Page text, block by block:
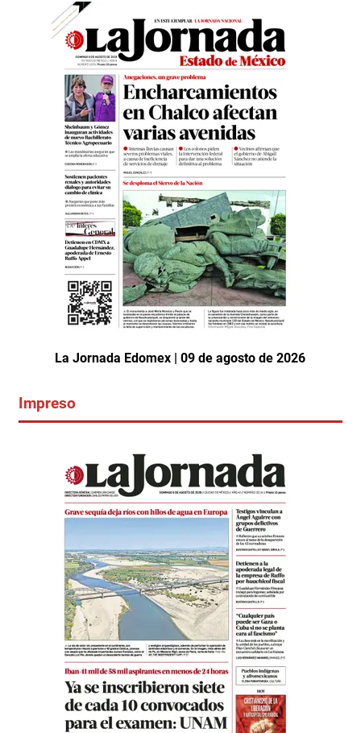
La Jornada Edomex | 09 de agosto de 2026
Impreso